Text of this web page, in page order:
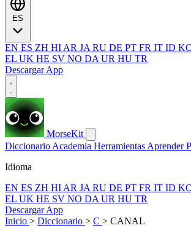
EN ES ZH HI AR JA RU DE PT FR IT ID
EL UK HE SV NO DA UR HU TR
Descargar App
MorseKit
Diccionario Academia Herramientas Aprender
Idioma
EN ES ZH HI AR JA RU DE PT FR IT ID
EL UK HE SV NO DA UR HU TR
Descargar App
Inicio > Diccionario > C > CANAL